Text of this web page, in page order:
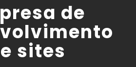
de
sites